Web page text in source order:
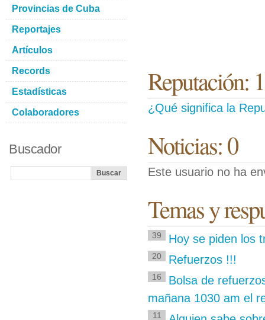
Reputación:
¿Qué significa la
Noticias: 0
Este usuario no ha
Temas y
39 Hoy se piden los
20 Refuerzos !!!
16
Bolsa de
mañana 1030 am el
11
Provincias de Cuba
Reportajes
Artículos
Records
Estadísticas
Colaboradores
Buscador